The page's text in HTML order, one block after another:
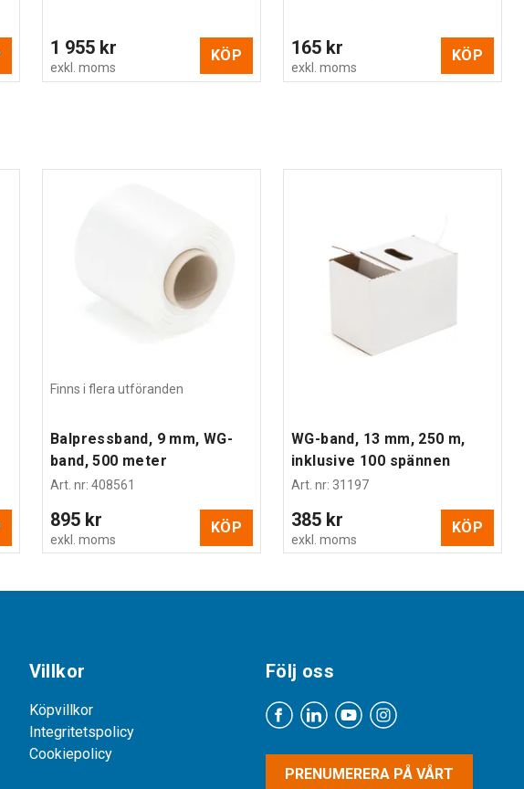
1 955 kr
exkl. moms
KÖP 165 kr
exkl. moms
KÖP
Finns i flera utföranden
Balpressband, 9 mm, WG-
band, 500 meter
Art. nr: 408561
895 kr
exkl. moms
KÖP
WG-band, 13 mm, 250 m,
inklusive 100 spännen
Art. nr: 31197
385 kr
exkl. moms
KÖP
Villkor
Köpvillkor
Integritetspolicy
Cookiepolicy
Följ oss
PRENUMERERA PÅ VÅRT